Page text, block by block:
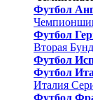
Футбол
Футбол
Вторая
Футбол
Футбол
Италия
Футбол